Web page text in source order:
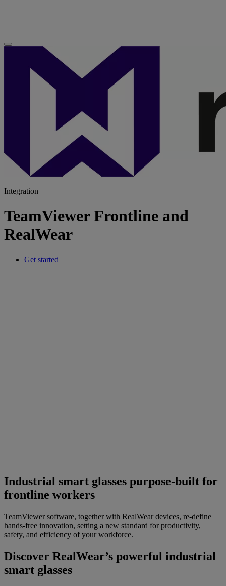
Integration
TeamViewer Frontline and
RealWear
Get started
Industrial smart glasses purpose-built for
frontline workers
TeamViewer software, together with RealWear devices, re-define
hands-free innovation, setting a new standard for productivity,
safety, and efficiency of your workforce.
Discover RealWear’s powerful industrial
smart glasses